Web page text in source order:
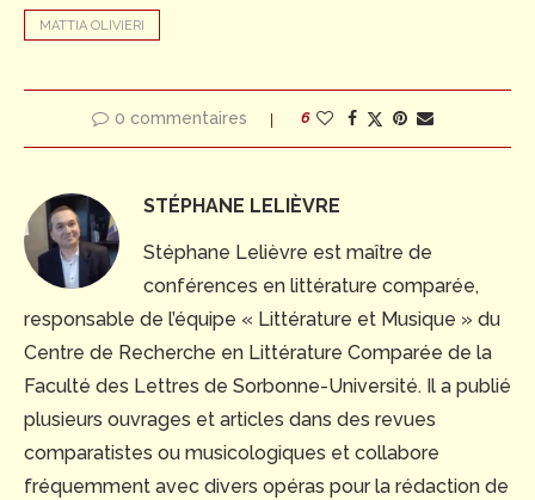
MATTIA OLIVIERI
0 commentaires 6
STÉPHANE LELIÈVRE
Stéphane Lelièvre est maître de
conférences en littérature comparée,
responsable de l’équipe « Littérature et Musique » du
Centre de Recherche en Littérature Comparée de la
Faculté des Lettres de Sorbonne-Université. Il a publié
plusieurs ouvrages et articles dans des revues
comparatistes ou musicologiques et collabore
fréquemment avec divers opéras pour la rédaction de